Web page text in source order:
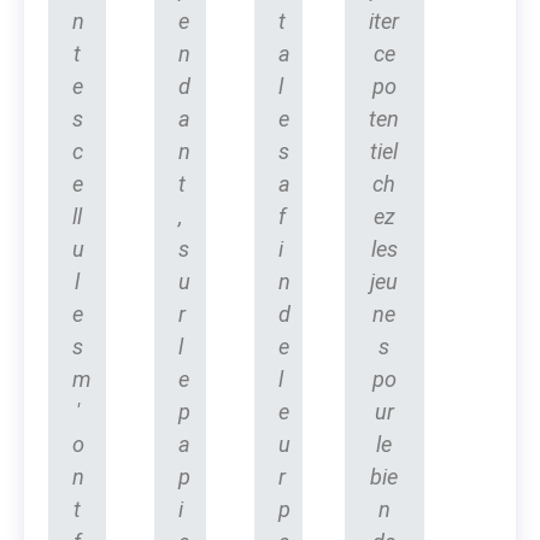
n
t
e
s
c
e
ll
u
l
e
s
m
'
o
n
t
e
n
d
a
n
t
,
s
u
r
l
e
p
a
p
i
t
a
l
e
s
a
f
i
n
d
e
l
e
u
r
p
iter
ce
po
ten
tiel
ch
ez
les
jeu
ne
s
po
ur
le
bie
n